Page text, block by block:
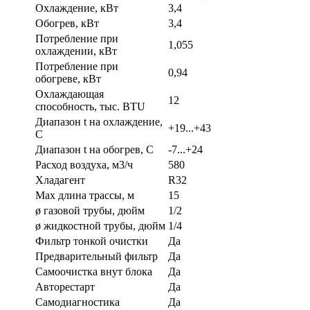
Охлаждение, кВт
3,4
Обогрев, кВт
3,4
Потребление при
охлаждении, кВт
1,055
Потребление при
обогреве, кВт
0,94
Охлаждающая
способность, тыс. BTU
12
Диапазон t на охлаждение,
С
+19...+43
Диапазон t на обогрев, С
-7...+24
Расход воздуха, м3/ч
580
Хладагент
R32
Max длина трассы, м
15
ø газовой трубы, дюйм
1/2
ø жидкостной трубы, дюйм 1/4
Фильтр тонкой очистки
Да
Предварительный фильтр
Да
Самоочистка внут блока
Да
Авторестарт
Да
Самодиагностика
Да